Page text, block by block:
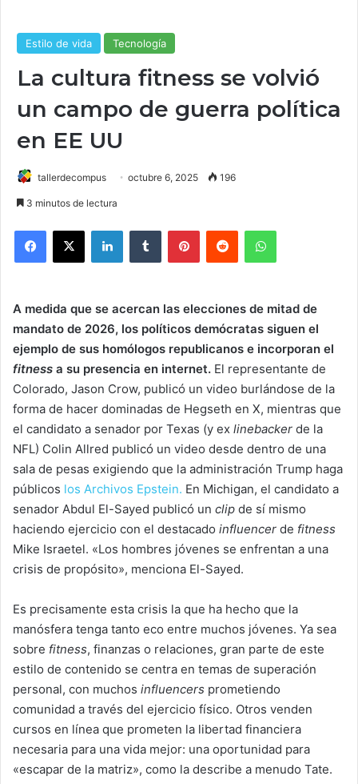
Estilo de vida Tecnología
La cultura fitness se volvió
un campo de guerra política
en EE UU
tallerdecompus octubre 6, 2025 196
3 minutos de lectura
A medida que se acercan las elecciones de mitad de
mandato de 2026, los políticos demócratas siguen el
ejemplo de sus homólogos republicanos e incorporan el
fitness a su presencia en internet. El representante de
Colorado, Jason Crow, publicó un video burlándose de la
forma de hacer dominadas de Hegseth en X, mientras que
el candidato a senador por Texas (y ex linebacker de la
NFL) Colin Allred publicó un video desde dentro de una
sala de pesas exigiendo que la administración Trump haga
públicos los Archivos Epstein. En Michigan, el candidato a
senador Abdul El-Sayed publicó un clip de sí mismo
haciendo ejercicio con el destacado influencer de fitness
Mike Israetel. «Los hombres jóvenes se enfrentan a una
crisis de propósito», menciona El-Sayed.
Es precisamente esta crisis la que ha hecho que la
manósfera tenga tanto eco entre muchos jóvenes. Ya sea
sobre fitness, finanzas o relaciones, gran parte de este
estilo de contenido se centra en temas de superación
personal, con muchos influencers prometiendo
comunidad a través del ejercicio físico. Otros venden
cursos en línea que prometen la libertad financiera
necesaria para una vida mejor: una oportunidad para
«escapar de la matriz», como la describe a menudo Tate.